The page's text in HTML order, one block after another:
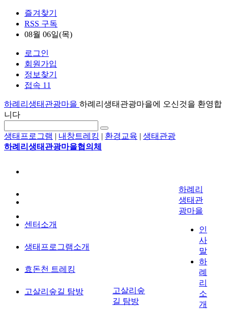
즐겨찾기
RSS 구독
08월 06일(목)
로그인
회원가입
정보찾기
접속 11
하례리생태관광마을 하례리생태관광마을에 오신것을 환영합
니다
생태프로그램 | 내창트레킹 | 환경교육 | 생태관광
하례리생태관광마을협의체
센터소개
생태프로그램소개
효돈천 트레킹
고살리숲길 탐방
고살리숲
길 탐방
하례리
생태관
광마을
인
사
말
하
례
리
소
개